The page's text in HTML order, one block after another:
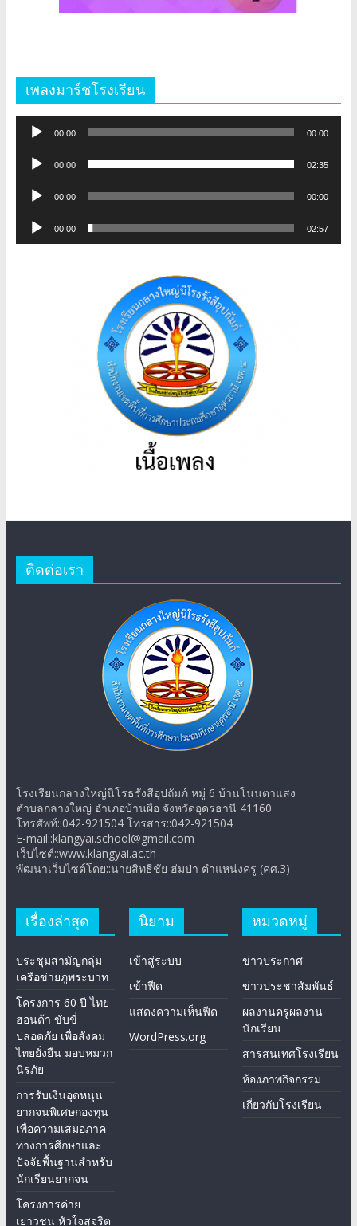
เพลงมาร์ชโรงเรียน
เล่น
ไฟล์
00:00 00:00
เล่น
ไฟล์
00:00 02:35
เล่น
ไฟล์
เสียง
00:00 00:00
เล่น
00:00 02:57
ติดต่อเรา
โรงเรียนกลางใหญ่นิโรธรังสีอุปถัมภ์ หมู่ 6 บ้านโนนตาแสง
ตำบลกลางใหญ่ อำเภอบ้านผือ จังหวัดอุดรธานี 41160
โทรศัพท์::042-921504 โทรสาร::042-921504
E-mail::klangyai.school@gmail.com
เว็บไซต์::www.klangyai.ac.th
พัฒนาเว็บไซต์โดย::นายสิทธิชัย ฮ่มป่า ตำแหน่งครู (คศ.3)
เรื่องล่าสุด
ประชุมสามัญกลุ่ม
เครือข่ายภูพระบาท
โครงการ 60 ปี ไทย
ฮอนด้า ขับขี่
ปลอดภัย เพื่อสังคม
ไทยยั่งยืน มอบหมวก
นิรภัย
การรับเงินอุดหนุน
ยากจนพิเศษกองทุน
เพื่อความเสมอภาค
ทางการศึกษาและ
ปัจจัยพื้นฐานสำหรับ
นักเรียนยากจน
โครงการค่าย
เยาวชน หัวใจสุจริต
นิยาม
เข้าสู่ระบบ
เข้าฟีด
แสดงความเห็นฟีด
WordPress.org
หมวดหมู่
ข่าวประกาศ
ข่าวประชาสัมพันธ์
ผลงานครูผลงาน
นักเรียน
สารสนเทศโรงเรียน
ห้องภาพกิจกรรม
เกี่ยวกับโรงเรียน